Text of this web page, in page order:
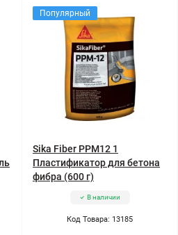
Популярный
Sika Fiber PPМ12 1
Пластификатор для бетона
фибра (600 г)
В наличии
Код Товара: 13185